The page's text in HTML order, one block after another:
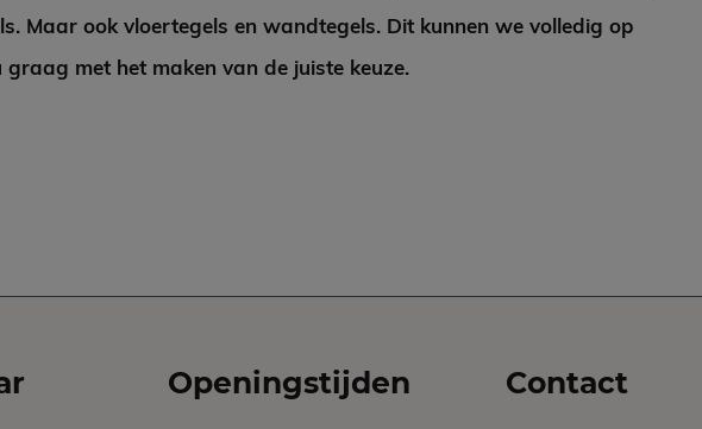
Maar ook vloertegels en wandtegels. Dit kunnen we volledig op
met het maken van de juiste keuze.
Openingstijden Contact